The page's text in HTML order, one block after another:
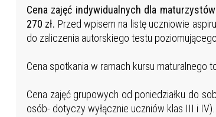
Cena zajęć indywidualnych dla
270 zł. Przed wpisem na listę uczniowie
do zaliczenia autorskiego testu
Cena spotkania w ramach kursu maturalnego
Cena zajęć grupowych od poniedziałku do
osób- dotyczy wyłącznie uczniów klas III i IV).